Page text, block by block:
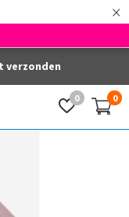
×
0 0
verzonden